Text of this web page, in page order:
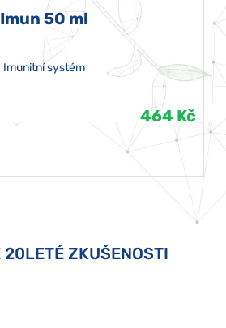
Imun 50 ml
Imunitní systém
464 Kč
20LETÉ ZKUŠENOSTI